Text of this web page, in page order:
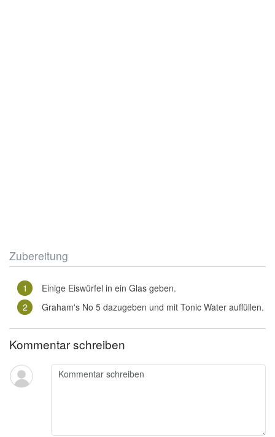
Zubereitung
Einige Eiswürfel in ein Glas geben.
Graham's No 5 dazugeben und mit Tonic Water auffüllen.
Kommentar schreiben